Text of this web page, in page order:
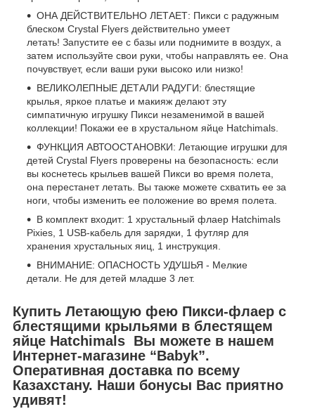
ОНА ДЕЙСТВИТЕЛЬНО ЛЕТАЕТ: Пикси с радужным
блеском Crystal Flyers действительно умеет
летать! Запустите ее с базы или поднимите в воздух, а
затем используйте свои руки, чтобы направлять ее. Она
почувствует, если ваши руки высоко или низко!
ВЕЛИКОЛЕПНЫЕ ДЕТАЛИ РАДУГИ: блестящие
крылья, яркое платье и макияж делают эту
симпатичную игрушку Пикси незаменимой в вашей
коллекции! Покажи ее в хрустальном яйце Hatchimals.
ФУНКЦИЯ АВТООСТАНОВКИ: Летающие игрушки для
детей Crystal Flyers проверены на безопасность: если
вы коснетесь крыльев вашей Пикси во время полета,
она перестанет летать. Вы также можете схватить ее за
ноги, чтобы изменить ее положение во время полета.
В комплект входит: 1 хрустальный флаер Hatchimals
Pixies, 1 USB-кабель для зарядки, 1 футляр для
хранения хрустальных яиц, 1 инструкция.
ВНИМАНИЕ: ОПАСНОСТЬ УДУШЬЯ - Мелкие
детали. Не для детей младше 3 лет.
Купить Летающую фею Пикси-флаер с
блестящими крыльями в блестящем
яйце Hatchimals Вы можете в нашем
Интернет-магазине “Babyk”.
Оперативная доставка по всему
Казахстану. Наши бонусы Вас приятно
удивят!